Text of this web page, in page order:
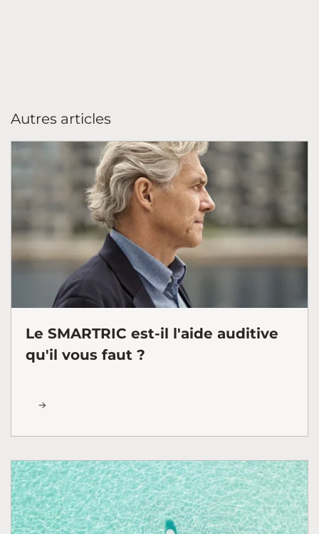
Autres articles
Le SMARTRIC est-il l'aide auditive
qu'il vous faut ?